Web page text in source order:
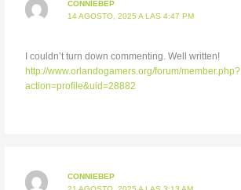
CONNIEBEP
14 AGOSTO, 2025 A LAS 4:47 PM
I couldn’t turn down commenting. Well written!
http://www.orlandogamers.org/forum/member.php?
action=profile&uid=28882
CONNIEBEP